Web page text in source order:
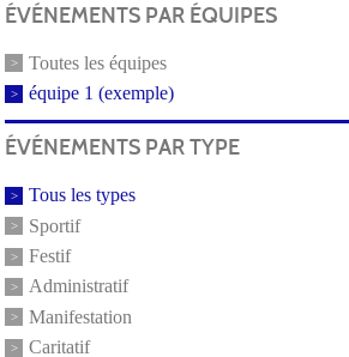
ÉVÉNEMENTS PAR ÉQUIPES
Toutes les équipes
équipe 1 (exemple)
ÉVÉNEMENTS PAR TYPE
Tous les types
Sportif
Festif
Administratif
Manifestation
Caritatif